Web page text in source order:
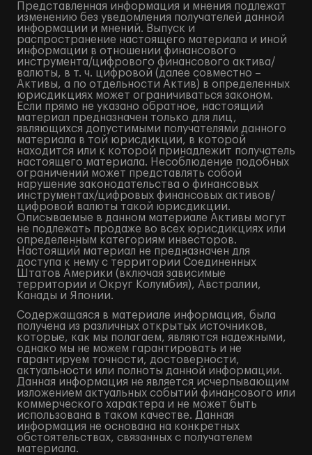
Представленная информация и мнения подлежат
изменению без уведомления получателей данной
информации и мнений. Выпуск и
распространение настоящего материала и иной
информации в отношении финансового
инструмента/цифрового финансового актива/
валюты, в т. ч. цифровой (далее совместно –
Активы, а по отдельности Актив) в определенных
юрисдикциях может ограничиваться законом.
Если прямо не указано обратное, настоящий
материал предназначен только для лиц,
являющихся допустимыми получателями данного
материала в той юрисдикции, в которой
находится или к которой принадлежит получатель
настоящего материала. Несоблюдение подобных
ограничений может представлять собой
нарушение законодательства о финансовых
инструментах/цифровых финансовых активов/
цифровой валюты такой юрисдикции.
Описываемые в данном материале Активы могут
не подлежать продаже во всех юрисдикциях или
определенным категориям инвесторов.
Настоящий материал не предназначен для
доступа к нему с территории Соединенных
Штатов Америки (включая зависимые
территории и Округ Колумбия), Австралии,
Канады и Японии.
Содержащаяся в материале информация, была
получена из различных открытых источников,
которые, как мы полагаем, являются надежными,
однако мы не можем гарантировать и не
гарантируем точности, достоверности,
актуальности или полноты данной информации.
Данная информация не является исчерпывающим
изложением актуальных событий финансового или
коммерческого характера и не может быть
использована в таком качестве. Данная
информация не основана на конкретных
обстоятельствах, связанных с получателем
материала.